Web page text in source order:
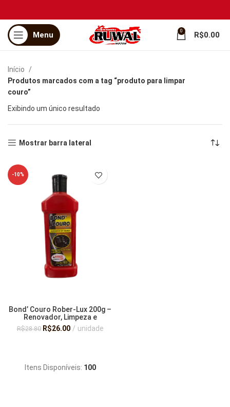
Menu 0 R$0.00
Início
Produtos marcados com a tag “produto para limpar
couro”
Exibindo um único resultado
Mostrar barra lateral
-10%
Bond’ Couro Rober-Lux 200g –
Renovador, Limpeza e
Hidratação para Couro | Brilho,
Proteção e Revitalização
R$28.80 R$26.00 unidade
Itens Disponíveis: 100